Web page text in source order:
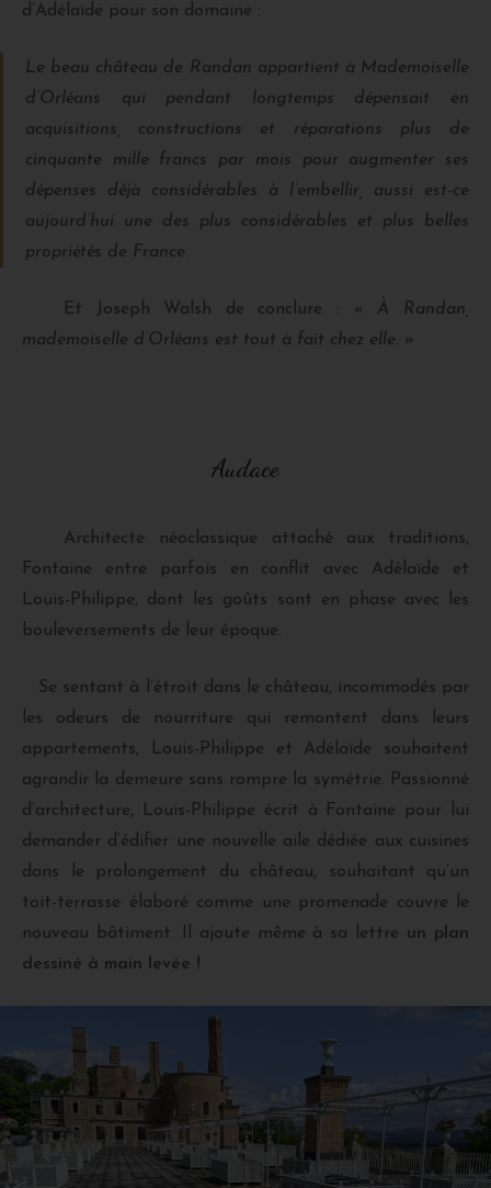
d’Adélaïde pour son domaine :
Le beau château de Randan appartient à Mademoiselle
d’Orléans qui pendant longtemps dépensait en
acquisitions, constructions et réparations plus de
cinquante mille francs par mois pour augmenter ses
dépenses déjà considérables à l’embellir, aussi est-ce
aujourd’hui une des plus considérables et plus belles
propriétés de France.
Et Joseph Walsh de conclure : « À Randan,
mademoiselle d’Orléans est tout à fait chez elle. »
Audace
Architecte néoclassique attaché aux traditions,
Fontaine entre parfois en conflit avec Adélaïde et
Louis-Philippe, dont les goûts sont en phase avec les
bouleversements de leur époque.
Se sentant à l’étroit dans le château, incommodés par
les odeurs de nourriture qui remontent dans leurs
appartements, Louis-Philippe et Adélaïde souhaitent
agrandir la demeure sans rompre la symétrie. Passionné
d’architecture, Louis-Philippe écrit à Fontaine pour lui
demander d’édifier une nouvelle aile dédiée aux cuisines
dans le prolongement du château, souhaitant qu’un
toit-terrasse élaboré comme une promenade couvre le
nouveau bâtiment. Il ajoute même à sa lettre un plan
dessiné à main levée !